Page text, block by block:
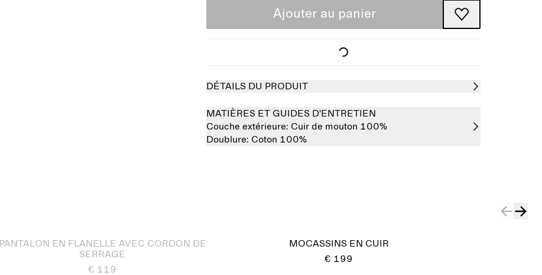
Ajouter au panier
DÉTAILS DU PRODUIT
MATIÈRES ET GUIDES D'ENTRETIEN
Couche extérieure: Cuir de mouton 100%
Doublure: Coton 100%
PANTALON EN FLANELLE AVEC CORDON DE
SERRAGE
€ 119
MOCASSINS EN CUIR
€ 199